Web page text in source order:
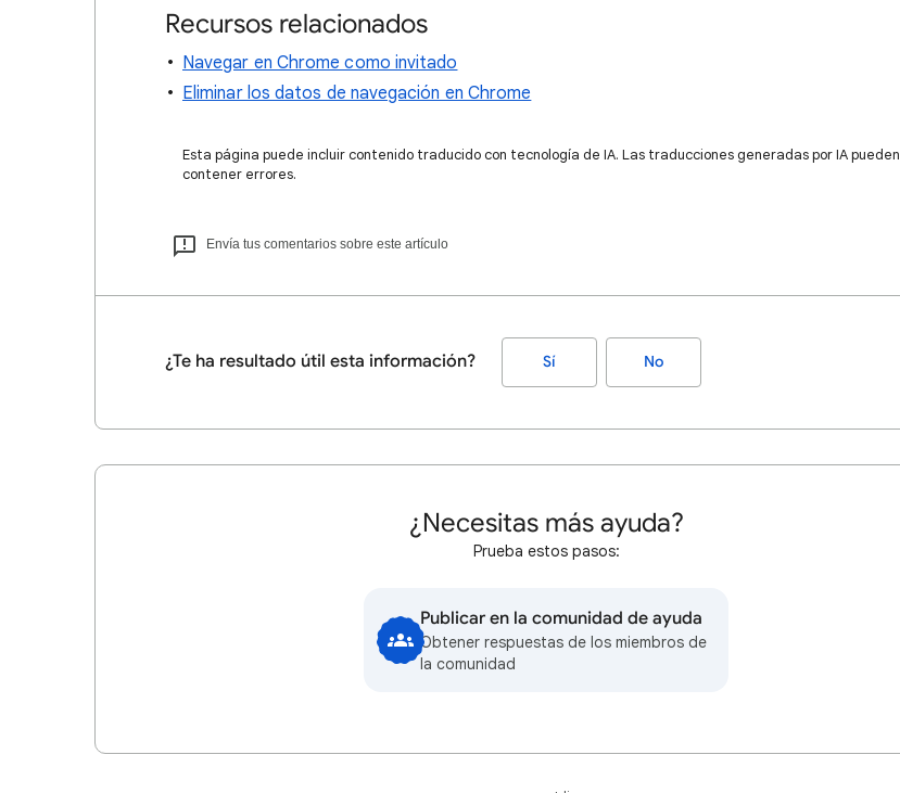
Recursos relacionados
Navegar en Chrome como invitado
Eliminar los datos de navegación en Chrome
Esta página puede incluir contenido traducido con tecnología de IA. Las traducciones generadas por IA pueden
contener errores.
Envía tus comentarios sobre este artículo
¿Te ha resultado útil esta información? Sí No
¿Necesitas más ayuda?
Prueba estos pasos:
Publicar en la comunidad de ayuda
Obtener respuestas de los miembros de
la comunidad